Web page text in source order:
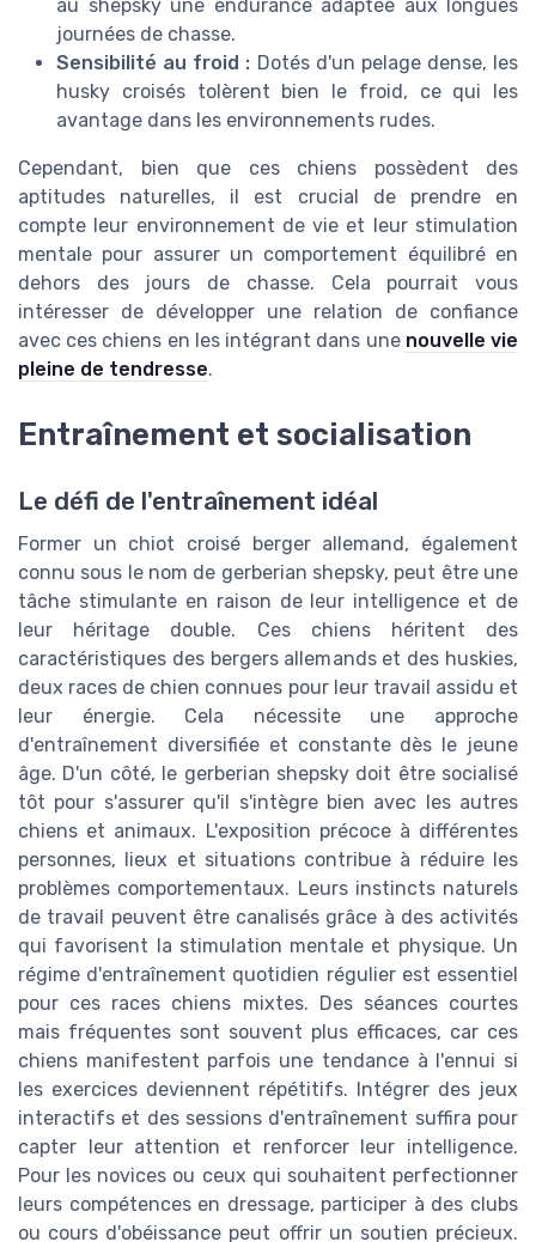
au shepskyune endurance adaptée aux longues
journées de chasse.
Sensibilité au froid : Dotés d'un pelage dense, les
husky croiséstolèrent bien le froid, ce qui les
avantage dans les environnements rudes.
Cependant, bien que ces chiens possèdent des
aptitudes naturelles, il est crucial de prendre en
compte leur environnement de vie et leur stimulation
mentale pour assurer un comportement équilibré en
dehors des jours de chasse. Cela pourrait vous
intéresser de développer une relation de confiance
avec ces chiens en les intégrant dans une nouvelle vie
pleine de tendresse.
Entraînement et socialisation
Le défi de l'entraînement idéal
Former un chiot croisé berger allemand, également
connu sous le nom de gerberian shepsky, peut être une
tâche stimulante en raison de leur intelligence et de
leur héritage double. Ces chiens héritent des
caractéristiques des bergers allemands et des huskies,
deux races de chien connues pour leur travail assidu et
leur énergie. Cela nécessite une approche
d'entraînement diversifiée et constante dès le jeune
âge. D'un côté, le gerberian shepsky doit être socialisé
tôt pour s'assurer qu'il s'intègre bien avec les autres
chiens et animaux. L'exposition précoce à différentes
personnes, lieux et situations contribue à réduire les
problèmes comportementaux. Leurs instincts naturels
de travail peuvent être canalisés grâce à des activités
qui favorisent la stimulation mentale et physique. Un
régime d'entraînement quotidien régulier est essentiel
pour ces races chiens mixtes. Des séances courtes
mais fréquentes sont souvent plus efficaces, car ces
chiens manifestent parfois une tendance à l'ennui si
les exercices deviennent répétitifs. Intégrer des jeux
interactifs et des sessions d'entraînement suffira pour
capter leur attention et renforcer leur intelligence.
Pour les novices ou ceux qui souhaitent perfectionner
leurs compétences en dressage, participer à des clubs
ou cours d'obéissance peut offrir un soutien précieux.